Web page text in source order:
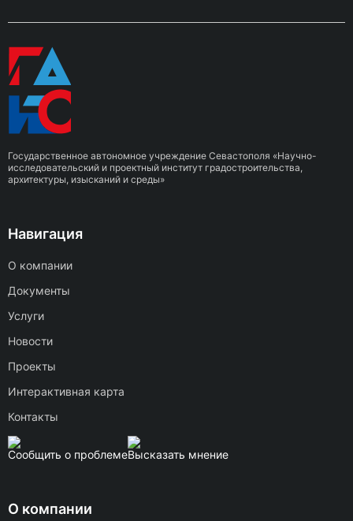
Государственное автономное учреждение Севастополя «Научно-
исследовательский и проектный институт градостроительства,
архитектуры, изысканий и среды»
Навигация
О компании
Документы
Услуги
Новости
Проекты
Интерактивная карта
Контакты
Сообщить о проблемеВысказать мнение
О компании